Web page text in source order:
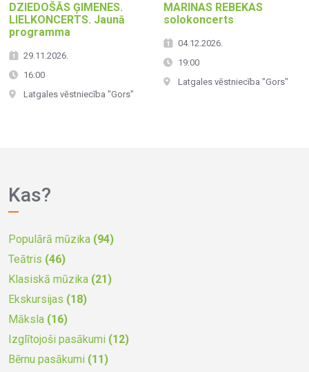
DZIEDOŠĀS ĢIMENES.
LIELKONCERTS. Jaunā
programma
29.11.2026.
16:00
Latgales vēstniecība "Gors"
MARINAS REBEKAS
solokoncerts
04.12.2026.
19:00
Latgales vēstniecība "Gors"
Kas?
Populārā mūzika (94)
Teātris (46)
Klasiskā mūzika (21)
Ekskursijas (18)
Māksla (16)
Izglītojoši pasākumi (12)
Bērnu pasākumi (11)